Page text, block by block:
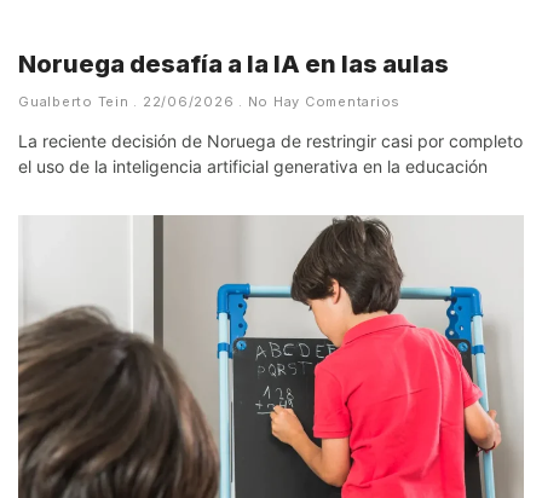
Noruega desafía a la IA en las aulas
Gualberto Tein 22/06/2026 No Hay Comentarios
La reciente decisión de Noruega de restringir casi por completo
el uso de la inteligencia artificial generativa en la educación